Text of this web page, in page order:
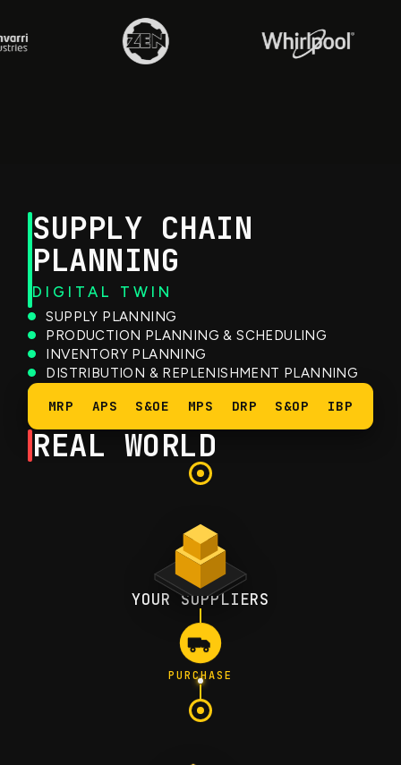
SUPPLY CHAIN
PLANNING
DIGITAL TWIN
SUPPLY PLANNING
PRODUCTION PLANNING & SCHEDULING
INVENTORY PLANNING
DISTRIBUTION & REPLENISHMENT PLANNING
MRP APS S&OE MPS DRP S&OP IBP
REAL WORLD
YOUR SUPPLIERS
PURCHASE